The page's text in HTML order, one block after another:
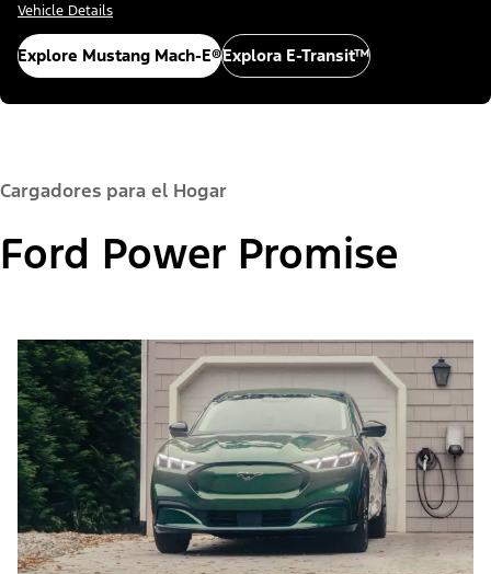
Vehicle Details
Explore Mustang Mach-E®Explora E-Transit™
Cargadores para el Hogar
Ford Power Promise